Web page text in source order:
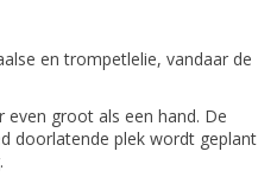
en trompetlelie, vandaar de
groot als een hand. De
doorlatende plek wordt geplant